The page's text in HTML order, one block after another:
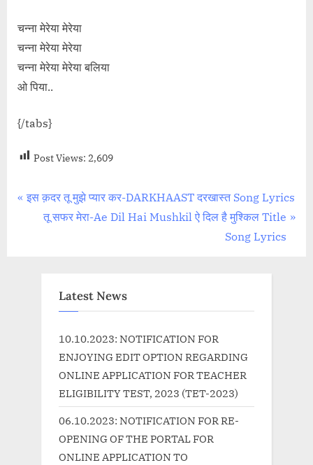
चन्ना मेरेया मेरेया
चन्ना मेरेया मेरेया
चन्ना मेरेया मेरेया बलिया
ओ पिया..
{/tabs}
Post Views: 2,609
Post
navigation
P
इस क़दर तू मुझे प्यार कर-DARKHAAST दरखास्त Song Lyrics
N
तू सफर मेरा-Ae Dil Hai Mushkil ऐ दिल है मुश्किल Title
Song Lyrics
Latest News
10.10.2023: NOTIFICATION FOR
ENJOYING EDIT OPTION REGARDING
ONLINE APPLICATION FOR TEACHER
ELIGIBILITY TEST, 2023 (TET-2023)
06.10.2023: NOTIFICATION FOR RE-
OPENING OF THE PORTAL FOR
ONLINE APPLICATION TO